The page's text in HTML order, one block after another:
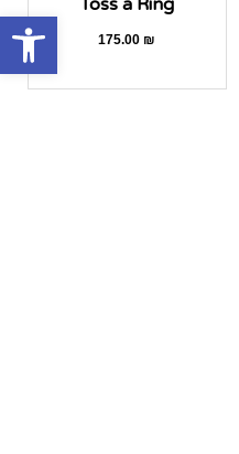
Toss a Ring
175.00 ₪